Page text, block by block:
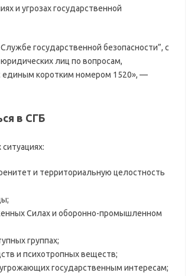
и угрозах государственной
государственной безопасности”, с
лиц по вопросам,
единым коротким номером 1520», —
в СГБ
и территориальную целостность
Силах и оборонно-промышленном
группах;
и психотропных веществ;
государственным интересам;